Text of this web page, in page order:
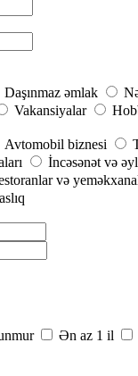
Daşınmaz əmlak
Vakansiyalar
Avtomobil biznesi
İncəsənət və
və
Ən az 1 il